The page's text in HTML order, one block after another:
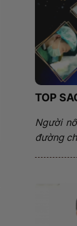
TOP
Người
đường